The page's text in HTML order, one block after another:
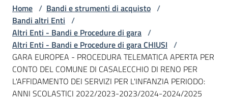
telematici
L'Agenzia
Bandi
Home / Bandi e strumenti di acquisto /
Bandi altri Enti /
Altri Enti - Bandi e Procedure di gara /
Altri Enti - Bandi e Procedure di gara CHIUSI /
GARA EUROPEA - PROCEDURA TELEMATICA APERTA PER
CONTO DEL COMUNE DI CASALECCHIO DI RENO PER
L'AFFIDAMENTO DEI SERVIZI PER L'INFANZIA PERIODO:
ANNI SCOLASTICI 2022/2023-2023/2024-2024/2025